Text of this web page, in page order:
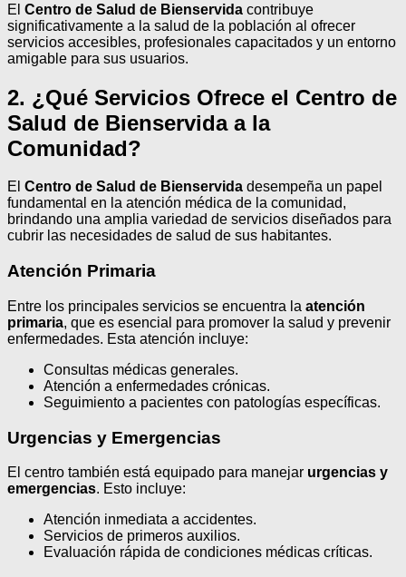
El Centro de Salud de Bienservida contribuye
significativamente a la salud de la población al ofrecer
servicios accesibles, profesionales capacitados y un entorno
amigable para sus usuarios.
2. ¿Qué Servicios Ofrece el Centro de
Salud de Bienservida a la
Comunidad?
El Centro de Salud de Bienservida desempeña un papel
fundamental en la atención médica de la comunidad,
brindando una amplia variedad de servicios diseñados para
cubrir las necesidades de salud de sus habitantes.
Atención Primaria
Entre los principales servicios se encuentra la atención
primaria, que es esencial para promover la salud y prevenir
enfermedades. Esta atención incluye:
Consultas médicas generales.
Atención a enfermedades crónicas.
Seguimiento a pacientes con patologías específicas.
Urgencias y Emergencias
El centro también está equipado para manejar urgencias y
emergencias. Esto incluye:
Atención inmediata a accidentes.
Servicios de primeros auxilios.
Evaluación rápida de condiciones médicas críticas.